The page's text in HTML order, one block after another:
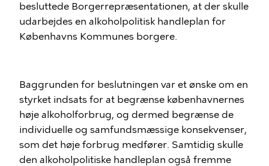
besluttede Borgerrepræsentationen, at der skulle
udarbejdes en alkoholpolitisk handleplan for
Københavns Kommunes borgere.
Baggrunden for beslutningen var et ønske om en
styrket indsats for at begrænse københavnernes
høje alkoholforbrug, og dermed begrænse de
individuelle og samfundsmæssige konsekvenser,
som det høje forbrug medfører. Samtidig skulle
den alkoholpolitiske handleplan også fremme